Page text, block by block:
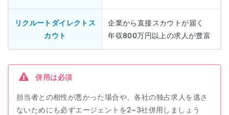
リクルートダイレクトス
カウト
企業から直接スカウトが届く
年収800万円以上の求人が豊富
併用は必須
担当者との相性が悪かった場合や、各社の独占求人を逃さ
ないためにも必ずエージェントを2~3社併用しましょう